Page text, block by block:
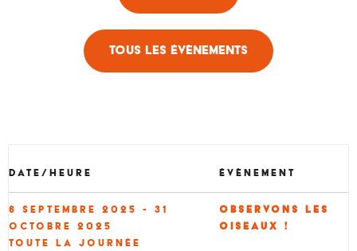
Tous les évènements
Date/heure Évènement
6 septembre 2025 - 31
octobre 2025
Toute la journée
Observons les
oiseaux !